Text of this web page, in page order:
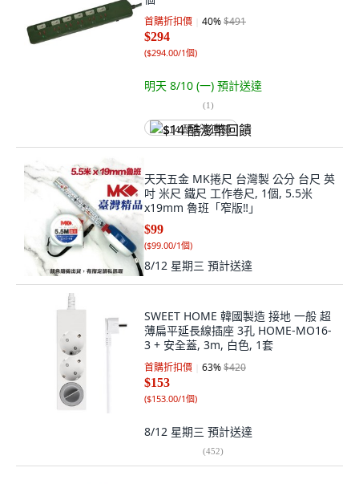
首購折扣價 40%$491
$294
($294.00/1個)
明天 8/10 (一) 預計送達
(1)
$14 酷澎幣回饋
天天五金 MK捲尺 台灣製 公分 台尺 英
吋 米尺 鐵尺 工作卷尺, 1個, 5.5米
x19mm 魯班「窄版‼️」
$99
($99.00/1個)
8/12 星期三 預計送達
SWEET HOME 韓國製造 接地 一般 超
薄扁平延長線插座 3孔 HOME-MO16-
3 + 安全蓋, 3m, 白色, 1套
首購折扣價 63%$420
$153
($153.00/1個)
8/12 星期三 預計送達
(452)